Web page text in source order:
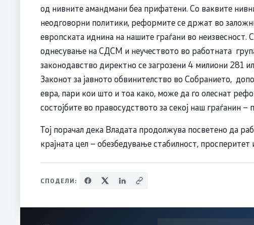
од нивните амандмани беа прифатени. Со ваквите
неодговорни политики, реформите се држат во
европската иднина на нашите граѓани во неизвесност.
однесување на СДСМ и неучеството во работната
законодавство директно се загрозени 4 милиони 281
Законот за јавното обвинителство во Собранието,
евра, пари кои што и тоа како, може да го олеснат
состојбите во правосудството за секој наш граѓанин
Тој порачал дека Владата продолжува посветено да
крајната цел – обезбедување стабилност,
СПОДЕЛИ: